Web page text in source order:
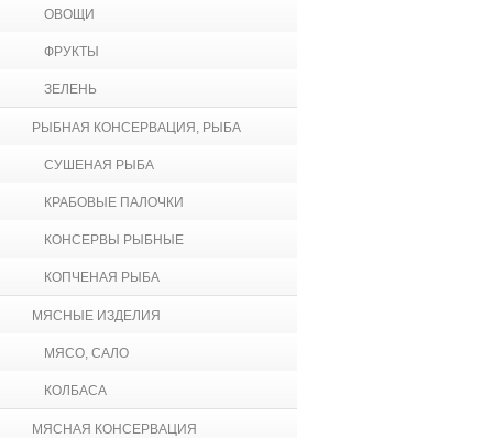
ОВОЩИ
ФРУКТЫ
ЗЕЛЕНЬ
РЫБНАЯ КОНСЕРВАЦИЯ, РЫБА
СУШЕНАЯ РЫБА
КРАБОВЫЕ ПАЛОЧКИ
КОНСЕРВЫ РЫБНЫЕ
КОПЧЕНАЯ РЫБА
МЯСНЫЕ ИЗДЕЛИЯ
МЯСО, САЛО
КОЛБАСА
МЯСНАЯ КОНСЕРВАЦИЯ